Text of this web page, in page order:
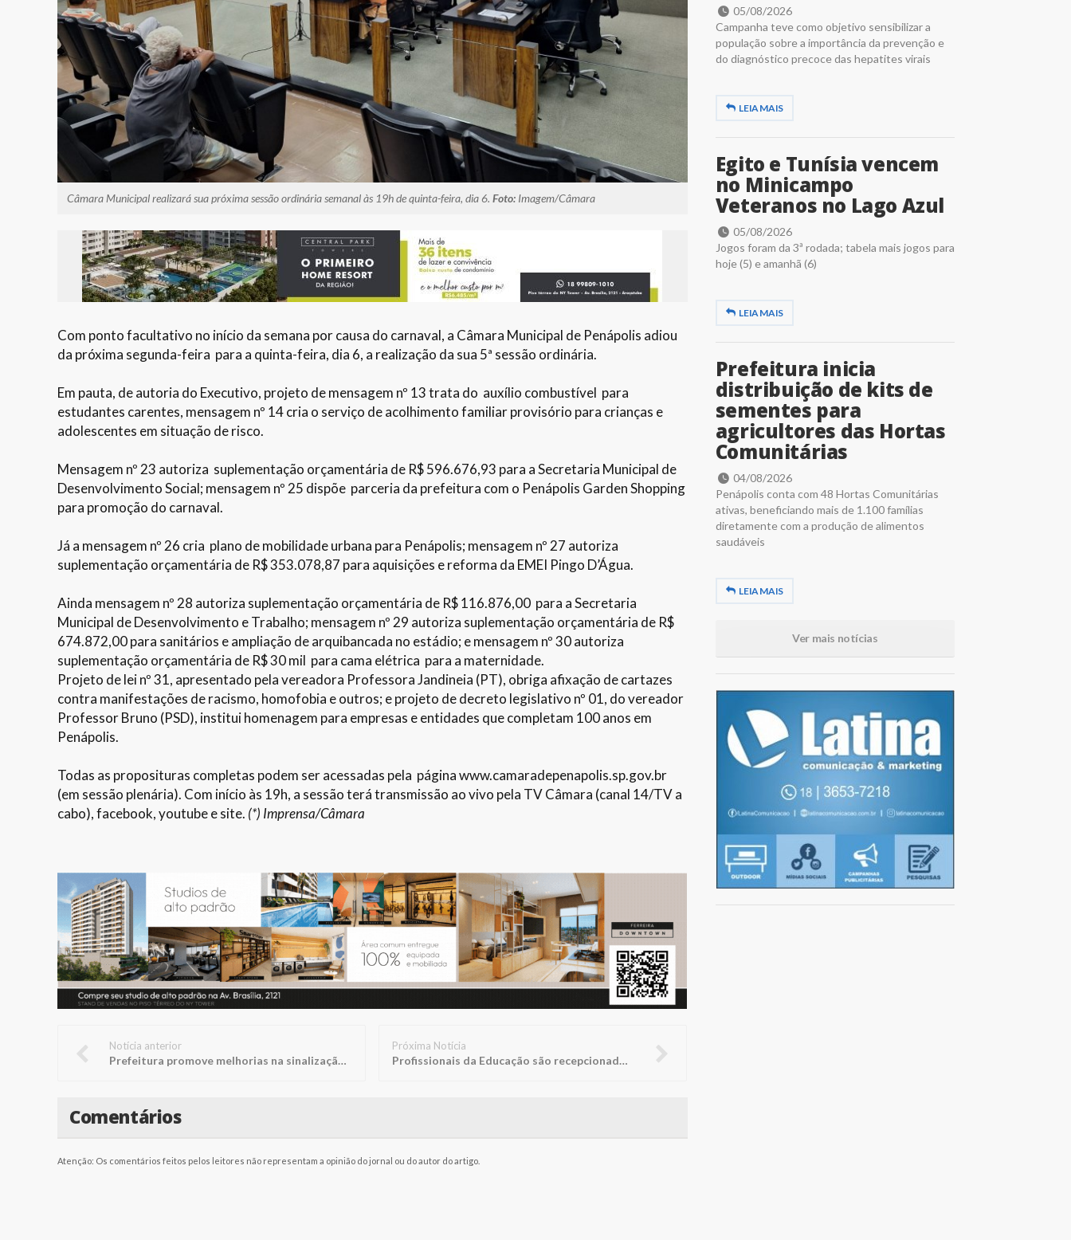
Câmara Municipal realizará sua próxima sessão ordinária semanal às 19h de quinta-feira, dia 6. Foto: Imagem/Câmara
Com ponto facultativo no início da semana por causa do carnaval, a Câmara Municipal de Penápolis adiou
da próxima segunda-feira para a quinta-feira, dia 6, a realização da sua 5ª sessão ordinária.
Em pauta, de autoria do Executivo, projeto de mensagem nº 13 trata do auxílio combustível para
estudantes carentes, mensagem nº 14 cria o serviço de acolhimento familiar provisório para crianças e
adolescentes em situação de risco.
Mensagem nº 23 autoriza suplementação orçamentária de R$ 596.676,93 para a Secretaria Municipal de
Desenvolvimento Social; mensagem nº 25 dispõe parceria da prefeitura com o Penápolis Garden Shopping
para promoção do carnaval.
Já a mensagem nº 26 cria plano de mobilidade urbana para Penápolis; mensagem nº 27 autoriza
suplementação orçamentária de R$ 353.078,87 para aquisições e reforma da EMEI Pingo D’Água.
Ainda mensagem nº 28 autoriza suplementação orçamentária de R$ 116.876,00 para a Secretaria
Municipal de Desenvolvimento e Trabalho; mensagem nº 29 autoriza suplementação orçamentária de R$
674.872,00 para sanitários e ampliação de arquibancada no estádio; e mensagem nº 30 autoriza
suplementação orçamentária de R$ 30 mil para cama elétrica para a maternidade.
Projeto de lei nº 31, apresentado pela vereadora Professora Jandineia (PT), obriga afixação de cartazes
contra manifestações de racismo, homofobia e outros; e projeto de decreto legislativo nº 01, do vereador
Professor Bruno (PSD), institui homenagem para empresas e entidades que completam 100 anos em
Penápolis.
Todas as proposituras completas podem ser acessadas pela página www.camaradepenapolis.sp.gov.br
(em sessão plenária). Com início às 19h, a sessão terá transmissão ao vivo pela TV Câmara (canal 14/TV a
cabo), facebook, youtube e site. (*) Imprensa/Câmara
Notícia anterior
Prefeitura promove melhorias na sinalização da Augusto Pereira de Moraes
Próxima Notícia
Profissionais da Educação são recepcionados com palestra performática
Comentários
Atenção: Os comentários feitos pelos leitores não representam a opinião do jornal ou do autor do artigo.
05/08/2026
Campanha teve como objetivo sensibilizar a
população sobre a importância da prevenção e
do diagnóstico precoce das hepatites virais
LEIA MAIS
Egito e Tunísia vencem
no Minicampo
Veteranos no Lago Azul
05/08/2026
Jogos foram da 3ª rodada; tabela mais jogos para
hoje (5) e amanhã (6)
LEIA MAIS
Prefeitura inicia
distribuição de kits de
sementes para
agricultores das Hortas
Comunitárias
04/08/2026
Penápolis conta com 48 Hortas Comunitárias
ativas, beneficiando mais de 1.100 famílias
diretamente com a produção de alimentos
saudáveis
LEIA MAIS
Ver mais notícias